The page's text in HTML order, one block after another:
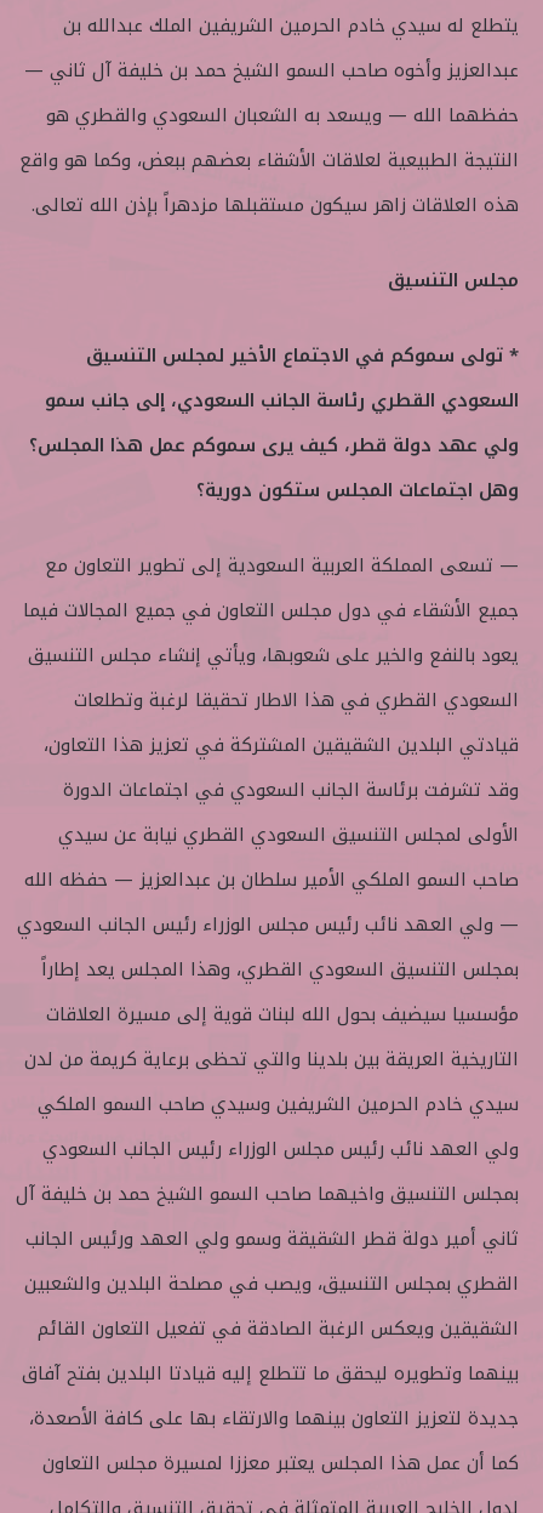
يتطلع له سيدي خادم الحرمين الشريفين الملك عبدالله بن
عبدالعزيز وأخوه صاحب السمو الشيخ حمد بن خليفة آل ثاني —
حفظهما الله — ويسعد به الشعبان السعودي والقطري هو
النتيجة الطبيعية لعلاقات الأشقاء بعضهم ببعض، وكما هو واقع
هذه العلاقات زاهر سيكون مستقبلها مزدهراً بإذن الله تعالى.
مجلس التنسيق
* تولى سموكم في الاجتماع الأخير لمجلس التنسيق
السعودي القطري رئاسة الجانب السعودي، إلى جانب سمو
ولي عهد دولة قطر، كيف يرى سموكم عمل هذا المجلس؟
وهل اجتماعات المجلس ستكون دورية؟
— تسعى المملكة العربية السعودية إلى تطوير التعاون مع
جميع الأشقاء في دول مجلس التعاون في جميع المجالات فيما
يعود بالنفع والخير على شعوبها، ويأتي إنشاء مجلس التنسيق
السعودي القطري في هذا الاطار تحقيقا لرغبة وتطلعات
قيادتي البلدين الشقيقين المشتركة في تعزيز هذا التعاون،
وقد تشرفت برئاسة الجانب السعودي في اجتماعات الدورة
الأولى لمجلس التنسيق السعودي القطري نيابة عن سيدي
صاحب السمو الملكي الأمير سلطان بن عبدالعزيز — حفظه الله
— ولي العهد نائب رئيس مجلس الوزراء رئيس الجانب السعودي
بمجلس التنسيق السعودي القطري، وهذا المجلس يعد إطاراً
مؤسسيا سيضيف بحول الله لبنات قوية إلى مسيرة العلاقات
التاريخية العريقة بين بلدينا والتي تحظى برعاية كريمة من لدن
سيدي خادم الحرمين الشريفين وسيدي صاحب السمو الملكي
ولي العهد نائب رئيس مجلس الوزراء رئيس الجانب السعودي
بمجلس التنسيق واخيهما صاحب السمو الشيخ حمد بن خليفة آل
ثاني أمير دولة قطر الشقيقة وسمو ولي العهد ورئيس الجانب
القطري بمجلس التنسيق، ويصب في مصلحة البلدين والشعبين
الشقيقين ويعكس الرغبة الصادقة في تفعيل التعاون القائم
بينهما وتطويره ليحقق ما تتطلع إليه قيادتا البلدين بفتح آفاق
جديدة لتعزيز التعاون بينهما والارتقاء بها على كافة الأصعدة،
كما أن عمل هذا المجلس يعتبر معززا لمسيرة مجلس التعاون